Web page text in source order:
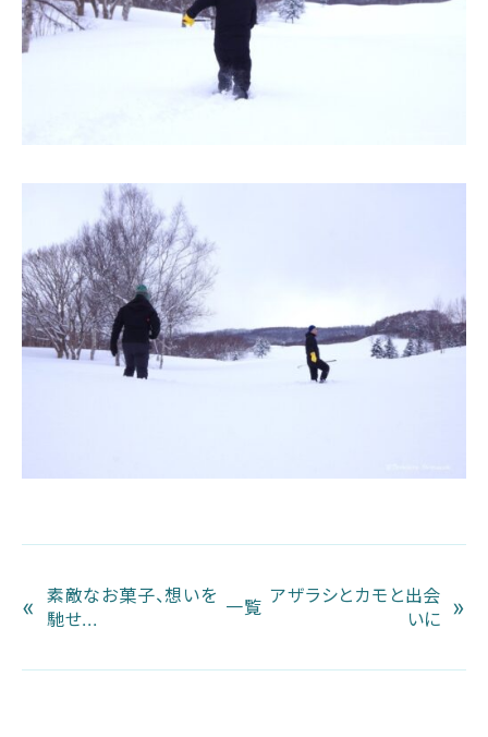
«
素敵なお菓子、想いを
馳せ...
一覧
アザラシとカモと出会
いに »